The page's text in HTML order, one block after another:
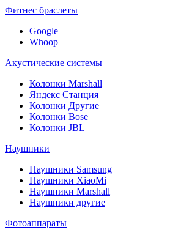
Фитнес браслеты
Google
Whoop
Акустические системы
Колонки Marshall
Яндекс Станция
Колонки Другие
Колонки Bose
Колонки JBL
Наушники
Наушники Samsung
Наушники XiaoMi
Наушники Marshall
Наушники другие
Фотоаппараты